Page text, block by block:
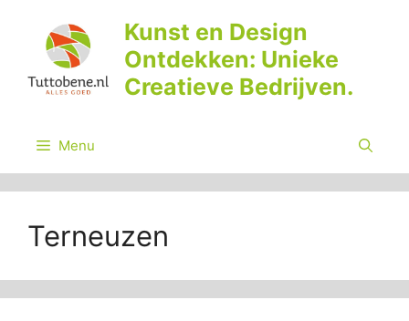
inhoud
Kunst en Design
Ontdekken: Unieke
Creatieve Bedrijven.
Menu
Terneuzen